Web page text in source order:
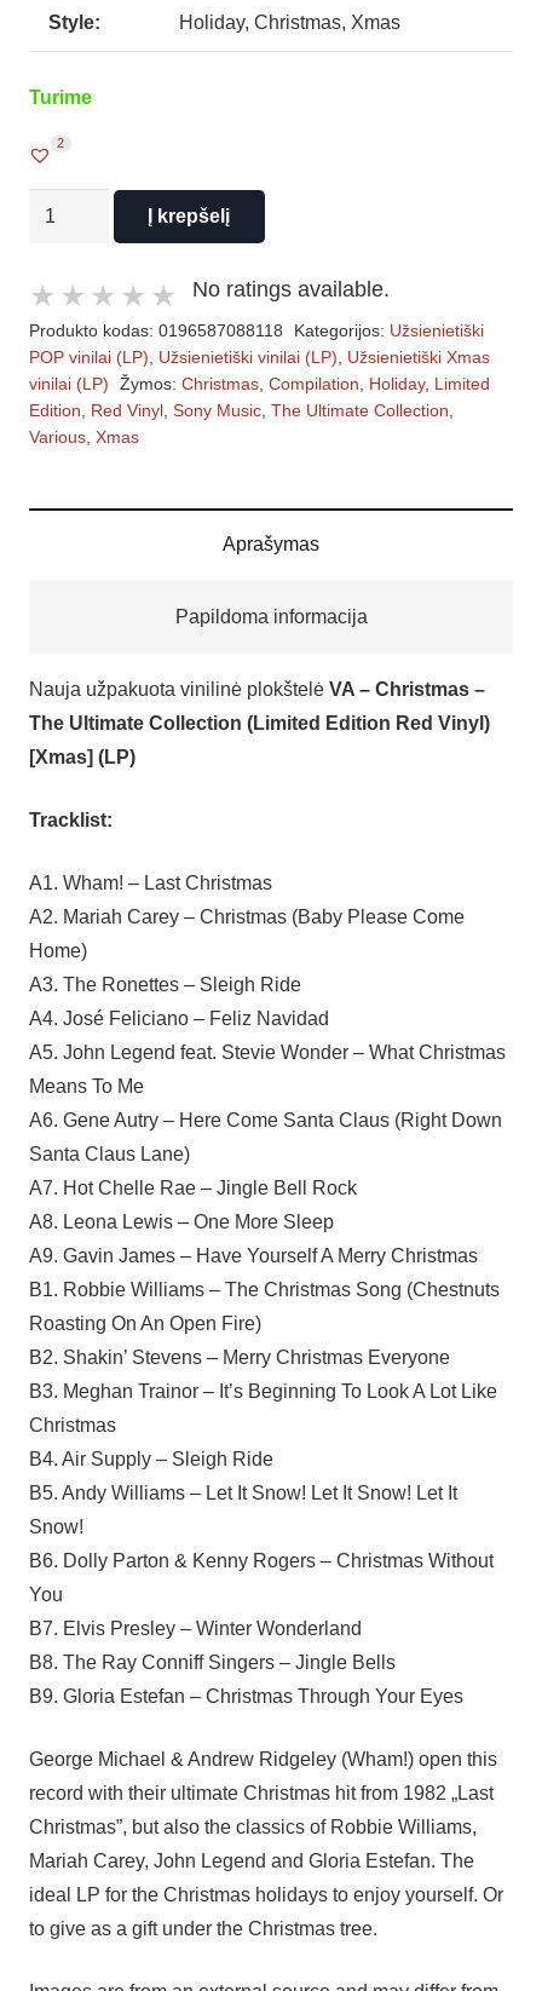
Style: Holiday, Christmas, Xmas
Turime
2
produkto
–
Christmas
The
Ultimate
(Limited
(LP)
Į krepšelį
No ratings available.
Produkto kodas: 0196587088118 Kategorijos: Užsienietiški
POP vinilai (LP), Užsienietiški vinilai (LP), Užsienietiški Xmas
vinilai (LP)
Žymos: Christmas, Compilation, Holiday, Limited
Edition, Red Vinyl, Sony Music, The Ultimate Collection,
Various, Xmas
Aprašymas
Papildoma informacija
Nauja užpakuota vinilinė plokštelė VA – Christmas –
The Ultimate Collection (Limited Edition Red Vinyl)
[Xmas] (LP)
Tracklist:
A1. Wham! – Last Christmas
A2. Mariah Carey – Christmas (Baby Please Come
Home)
A3. The Ronettes – Sleigh Ride
A4. José Feliciano – Feliz Navidad
A5. John Legend feat. Stevie Wonder – What Christmas
Means To Me
A6. Gene Autry – Here Come Santa Claus (Right Down
Santa Claus Lane)
A7. Hot Chelle Rae – Jingle Bell Rock
A8. Leona Lewis – One More Sleep
A9. Gavin James – Have Yourself A Merry Christmas
B1. Robbie Williams – The Christmas Song (Chestnuts
Roasting On An Open Fire)
B2. Shakin’ Stevens – Merry Christmas Everyone
B3. Meghan Trainor – It’s Beginning To Look A Lot Like
Christmas
B4. Air Supply – Sleigh Ride
B5. Andy Williams – Let It Snow! Let It Snow! Let It
Snow!
B6. Dolly Parton & Kenny Rogers – Christmas Without
You
B7. Elvis Presley – Winter Wonderland
B8. The Ray Conniff Singers – Jingle Bells
B9. Gloria Estefan – Christmas Through Your Eyes
George Michael & Andrew Ridgeley (Wham!) open this
record with their ultimate Christmas hit from 1982 „Last
Christmas”, but also the classics of Robbie Williams,
Mariah Carey, John Legend and Gloria Estefan. The
ideal LP for the Christmas holidays to enjoy yourself. Or
to give as a gift under the Christmas tree.